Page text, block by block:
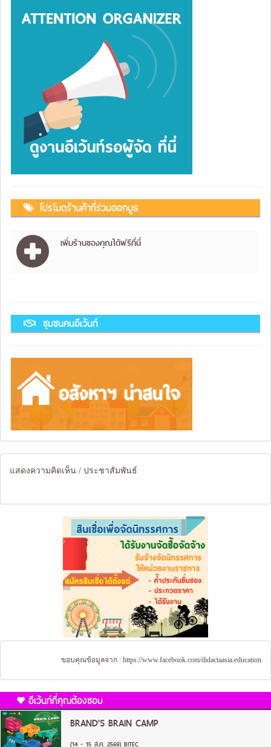
โปรโมตร้านค้าที่ร่วมออกบูธ
เพิ่มร้านของคุณได้ฟรีที่นี่
ชุมชนคนอีเว้นท์
แสดงความคิดเห็น / ประชาสัมพันธ์
ขอบคุณข้อมูลจาก : https://www.facebook.com/didactaasia.education
อีเว้นท์ที่คุณต้องชอบ
BRAND’S BRAIN CAMP
(14 - 15 ส.ค. 2569) BITEC